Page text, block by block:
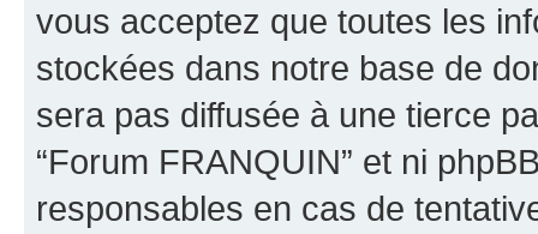
vous acceptez que toutes les
stockées dans notre base de
sera pas diffusée à une tierce
“Forum FRANQUIN” et ni
responsables en cas de